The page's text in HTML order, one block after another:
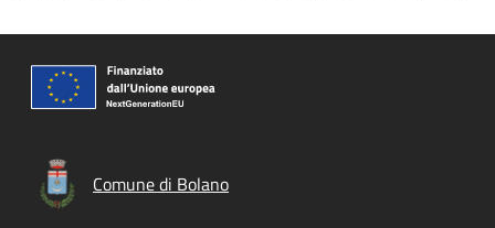
Comune di Bolano